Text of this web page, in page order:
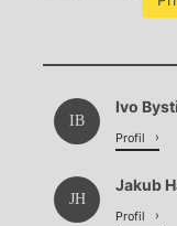
IB
Ivo
Profil
JH
Jakub
Profil